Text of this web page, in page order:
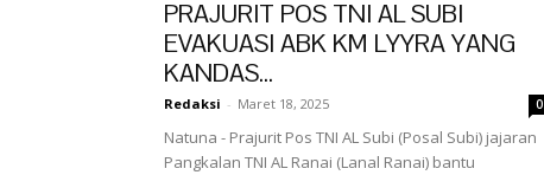
PRAJURIT POS TNI AL SUBI
EVAKUASI ABK KM LYYRA YANG
KANDAS...
Redaksi - Maret 18, 2025 0
Natuna - Prajurit Pos TNI AL Subi (Posal Subi) jajaran
Pangkalan TNI AL Ranai (Lanal Ranai) bantu